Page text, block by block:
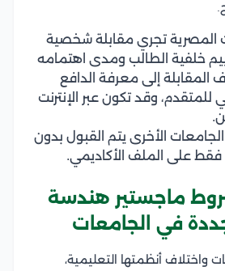
المصرية تجري مقابلة شخصية
خلفية الطالب ومدى اهتمامه
المقابلة إلى معرفة الدافع
للمتقدم، وقد تكون عبر الإنترنت
الأخرى يتم القبول بدون
فقط على الملف الأكاديمي.
ماجستير هندسة
في الجامعات
واختلاف أنظمتها التعليمية،